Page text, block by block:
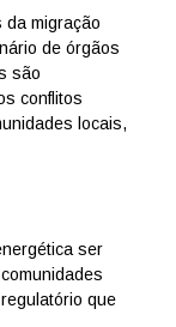
migração
de órgãos
são
conflitos
locais,
ser
que